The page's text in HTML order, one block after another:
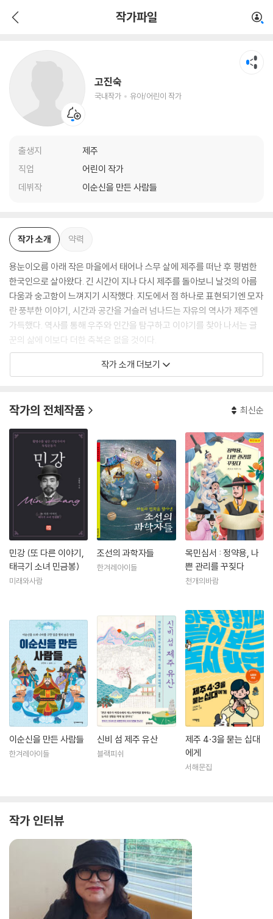
작가파일
고진숙
국내작가 유아/어린이 작가
출생지
제주
직업
어린이 작가
데뷔작
이순신을 만든 사람들
유아/어린이 작가
작가 소개 약력
용눈이오름 아래 작은 마을에서 태어나 스무 살에 제주를 떠난 후 평범한
한국인으로 살아왔다. 긴 시간이 지나 다시 제주를 돌아보니 날것의 아름
다움과 숭고함이 느껴지기 시작했다. 지도에서 점 하나로 표현되기엔 모자
란 풍부한 이야기, 시간과 공간을 거슬러 넘나드는 자유의 역사가 제주엔
가득했다. 역사를 통해 우주와 인간을 탐구하고 이야기를 찾아 나서는 글
꾼의 삶에 이보다 더한 축복은 없을 것이다.
《이순신을 만든 사람들》을 시작으로 《문익점과 정천익》, 《청소년을 위한
작가 소개 더보기
작가의 전체작품 최신순
민강 (또 다른 이야기,
태극기 소녀 민금봉)
미래와사람
조선의 과학자들
한겨레아이들
목민심서 : 정약용, 나
쁜 관리를 꾸짖다
천개의바람
이순신을 만든 사람들
한겨레아이들
신비 섬 제주 유산
블랙피쉬
제주 4·3을 묻는 십대
에게
서해문집
작가 인터뷰